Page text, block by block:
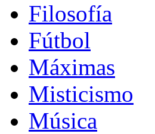
Filosofía
Fútbol
Máximas
Misticismo
Música